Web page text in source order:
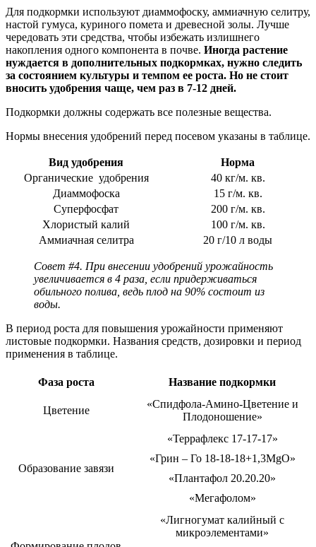
Для подкормки используют диаммофоску, аммиачную селитру,
настой гумуса, куриного помета и древесной золы. Лучше
чередовать эти средства, чтобы избежать излишнего
накопления одного компонента в почве. Иногда растение
нуждается в дополнительных подкормках, нужно следить
за состоянием культуры и темпом ее роста. Но не стоит
вносить удобрения чаще, чем раз в 7-12 дней.
Подкормки должны содержать все полезные вещества.
Нормы внесения удобрений перед посевом указаны в таблице.
Вид удобрения
Норма
Органические удобрения
40 кг/м. кв.
Диаммофоска
15 г/м. кв.
Суперфосфат
200 г/м. кв.
Хлористый калий
100 г/м. кв.
Аммиачная селитра
20 г/10 л воды
Совет #4. При внесении удобрений урожайность
увеличивается в 4 раза, если придерживаться
обильного полива, ведь плод на 90% состоит из
воды.
В период роста для повышения урожайности применяют
листовые подкормки. Названия средств, дозировки и период
применения в таблице.
Фаза роста Название подкормки
Цветение
«Спидфола-Амино-Цветение и
Плодоношение»
Образование завязи
«Террафлекс 17-17-17»
«Грин – Го 18-18-18+1,3МgО»
«Плантафол 20.20.20»
«Мегафолом»
«Лигногумат калийный с
микроэлементами»